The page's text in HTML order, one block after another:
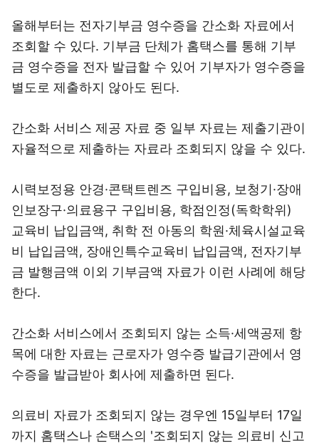
올해부터는 전자기부금 영수증을 간소화 자료에서
조회할 수 있다. 기부금 단체가 홈택스를 통해 기부
금 영수증을 전자 발급할 수 있어 기부자가 영수증을
별도로 제출하지 않아도 된다.
간소화 서비스 제공 자료 중 일부 자료는 제출기관이
자율적으로 제출하는 자료라 조회되지 않을 수 있다.
시력보정용 안경·콘택트렌즈 구입비용, 보청기·장애
인보장구·의료용구 구입비용, 학점인정(독학학위)
교육비 납입금액, 취학 전 아동의 학원·체육시설교육
비 납입금액, 장애인특수교육비 납입금액, 전자기부
금 발행금액 이외 기부금액 자료가 이런 사례에 해당
한다.
간소화 서비스에서 조회되지 않는 소득·세액공제 항
목에 대한 자료는 근로자가 영수증 발급기관에서 영
수증을 발급받아 회사에 제출하면 된다.
의료비 자료가 조회되지 않는 경우엔 15일부터 17일
까지 홈택스나 손택스의 '조회되지 않는 의료비 신고